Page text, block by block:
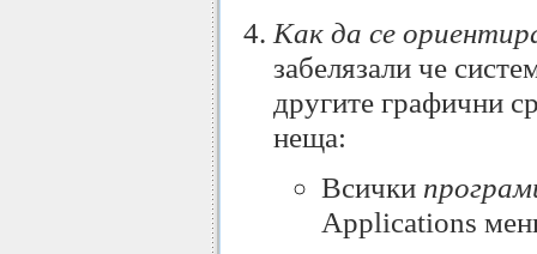
Как да се
забелязали че
другите графични
неща:
Всички
Applications